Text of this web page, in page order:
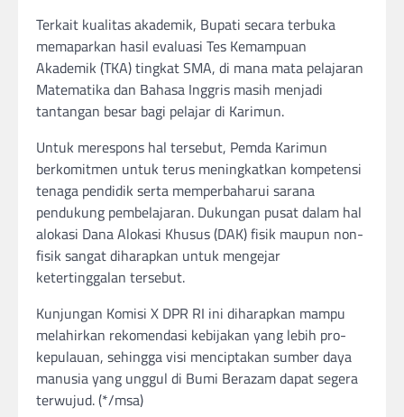
Terkait kualitas akademik, Bupati secara terbuka
memaparkan hasil evaluasi Tes Kemampuan
Akademik (TKA) tingkat SMA, di mana mata pelajaran
Matematika dan Bahasa Inggris masih menjadi
tantangan besar bagi pelajar di Karimun.
Untuk merespons hal tersebut, Pemda Karimun
berkomitmen untuk terus meningkatkan kompetensi
tenaga pendidik serta memperbaharui sarana
pendukung pembelajaran. Dukungan pusat dalam hal
alokasi Dana Alokasi Khusus (DAK) fisik maupun non-
fisik sangat diharapkan untuk mengejar
ketertinggalan tersebut.
Kunjungan Komisi X DPR RI ini diharapkan mampu
melahirkan rekomendasi kebijakan yang lebih pro-
kepulauan, sehingga visi menciptakan sumber daya
manusia yang unggul di Bumi Berazam dapat segera
terwujud. (*/msa)